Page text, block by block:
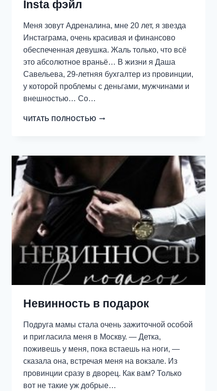
Insta фэйл
Меня зовут Адреналина, мне 20 лет, я звезда
Инстаграма, очень красивая и финансово
обеспеченная девушка. Жаль только, что всё
это абсолютное враньё… В жизни я Даша
Савельева, 29-летняя бухгалтер из провинции,
у которой проблемы с деньгами, мужчинами и
внешностью… Со…
ЧИТАТЬ ПОЛНОСТЬЮ INSTA
Невинность в подарок
Подруга мамы стала очень зажиточной особой
и пригласила меня в Москву. — Детка,
поживешь у меня, пока встаешь на ноги, —
сказала она, встречая меня на вокзале. Из
провинции сразу в дворец. Как вам? Только
вот не такие уж добрые…